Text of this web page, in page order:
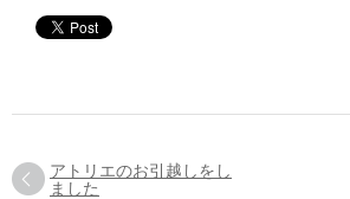
アトリエのお引越しをし
ました